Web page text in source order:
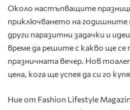
Около настъпващите
приключването на годишните
други паразитни задачки и
време да решите с какво ще се
празничната вечер. Нов
цена, кога ще успея да си го
Ние от Fashion Lifestyle